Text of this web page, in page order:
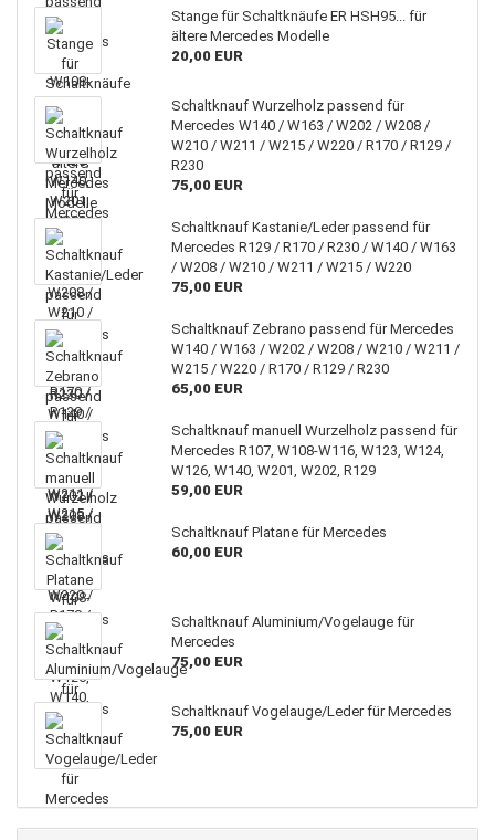
Stange für Schaltknäufe ER HSH95... für
ältere Mercedes Modelle
20,00 EUR
Schaltknauf Wurzelholz passend für
Mercedes W140 / W163 / W202 / W208 /
W210 / W211 / W215 / W220 / R170 / R129 /
R230
75,00 EUR
Schaltknauf Kastanie/Leder passend für
Mercedes R129 / R170 / R230 / W140 / W163
/ W208 / W210 / W211 / W215 / W220
75,00 EUR
Schaltknauf Zebrano passend für Mercedes
W140 / W163 / W202 / W208 / W210 / W211 /
W215 / W220 / R170 / R129 / R230
65,00 EUR
Schaltknauf manuell Wurzelholz passend für
Mercedes R107, W108-W116, W123, W124,
W126, W140, W201, W202, R129
59,00 EUR
Schaltknauf Platane für Mercedes
60,00 EUR
Schaltknauf Aluminium/Vogelauge für
Mercedes
75,00 EUR
Schaltknauf Vogelauge/Leder für Mercedes
75,00 EUR